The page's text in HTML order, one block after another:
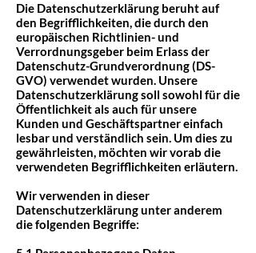
Die Datenschutzerklärung beruht auf
den Begrifflichkeiten, die durch den
europäischen Richtlinien- und
Verrordnungsgeber beim Erlass der
Datenschutz-Grundverordnung (DS-
GVO) verwendet wurden. Unsere
Datenschutzerklärung soll sowohl für die
Öffentlichkeit als auch für unsere
Kunden und Geschäftspartner einfach
lesbar und verständlich sein. Um dies zu
gewährleisten, möchten wir vorab die
verwendeten Begrifflichkeiten erläutern.
Wir verwenden in dieser
Datenschutzerklärung unter anderem
die folgenden Begriffe: